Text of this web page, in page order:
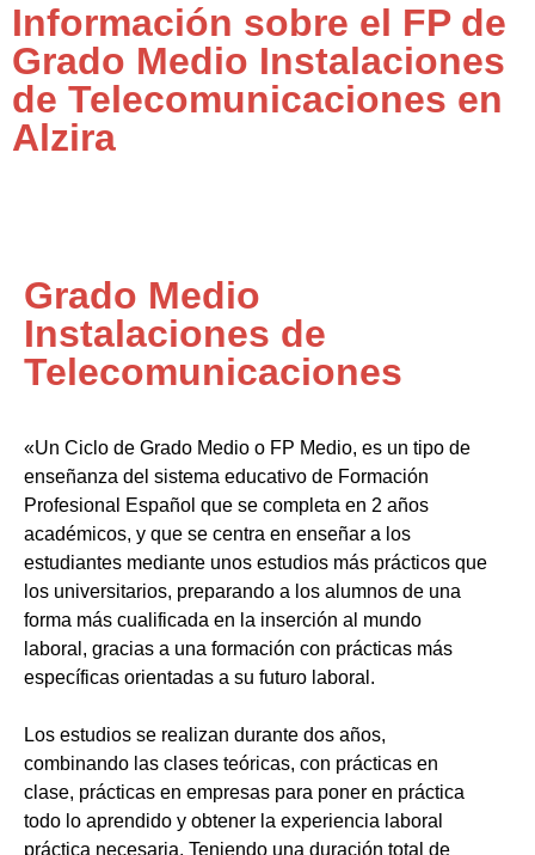
Información sobre el FP de
Grado Medio Instalaciones
de Telecomunicaciones en
Alzira
Grado Medio
Instalaciones de
Telecomunicaciones
«Un Ciclo de Grado Medio o FP Medio, es un tipo de
enseñanza del sistema educativo de Formación
Profesional Español que se completa en 2 años
académicos, y que se centra en enseñar a los
estudiantes mediante unos estudios más prácticos que
los universitarios, preparando a los alumnos de una
forma más cualificada en la inserción al mundo
laboral, gracias a una formación con prácticas más
específicas orientadas a su futuro laboral.
Los estudios se realizan durante dos años,
combinando las clases teóricas, con prácticas en
clase, prácticas en empresas para poner en práctica
todo lo aprendido y obtener la experiencia laboral
práctica necesaria. Teniendo una duración total de